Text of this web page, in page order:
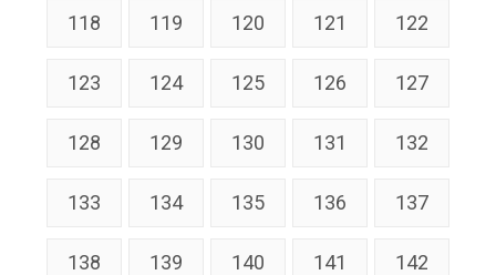
118 119 120 121 122
123 124 125 126 127
128 129 130 131 132
133 134 135 136 137
138 139 140 141 142